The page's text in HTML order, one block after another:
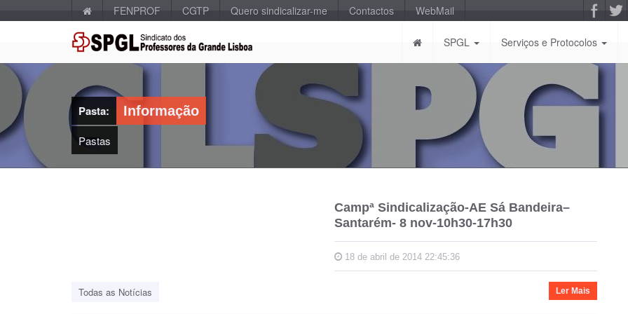
FENPROF CGTP Quero sindicalizar-me Contactos WebMail
SPGL Serviços e Protocolos
Pasta: Informação
Pastas
Campª Sindicalização-AE Sá Bandeira–
Santarém- 8 nov-10h30-17h30
18 de abril de 2014 22:45:36
Todas as Notícias Ler Mais